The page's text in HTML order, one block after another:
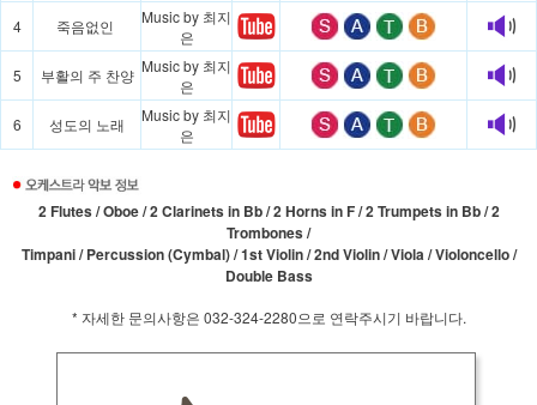
4
죽음없인
Music by 최지
은
5
부활의 주 찬양 Music by 최지
은
6
성도의 노래
Music by 최지
은
2 Flutes / Oboe / 2 Clarinets in Bb / 2 Horns in F / 2 Trumpets in Bb / 2
Trombones /
Timpani / Percussion (Cymbal) / 1st Violin / 2nd Violin / Viola / Violoncello /
Double Bass
* 자세한 문의사항은 032-324-2280으로 연락주시기 바랍니다.